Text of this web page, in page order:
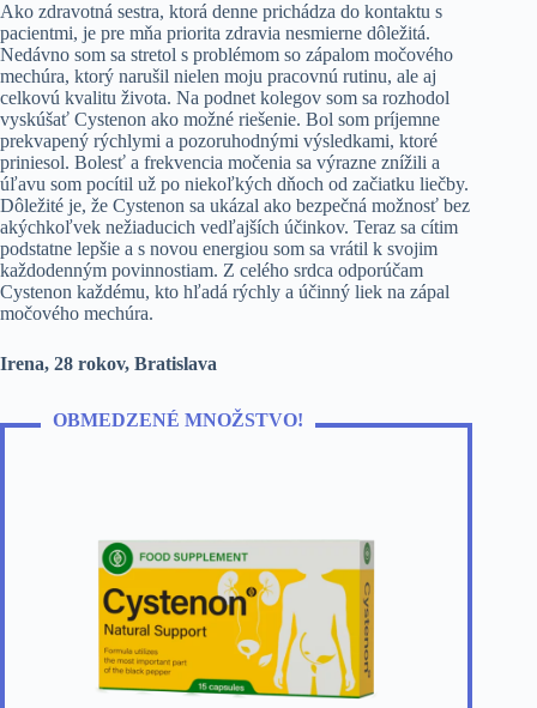
Ako zdravotná sestra, ktorá denne prichádza do kontaktu s
pacientmi, je pre mňa priorita zdravia nesmierne dôležitá.
Nedávno som sa stretol s problémom so zápalom močového
mechúra, ktorý narušil nielen moju pracovnú rutinu, ale aj
celkovú kvalitu života. Na podnet kolegov som sa rozhodol
vyskúšať Cystenon ako možné riešenie. Bol som príjemne
prekvapený rýchlymi a pozoruhodnými výsledkami, ktoré
priniesol. Bolesť a frekvencia močenia sa výrazne znížili a
úľavu som pocítil už po niekoľkých dňoch od začiatku liečby.
Dôležité je, že Cystenon sa ukázal ako bezpečná možnosť bez
akýchkoľvek nežiaducich vedľajších účinkov. Teraz sa cítim
podstatne lepšie a s novou energiou som sa vrátil k svojim
každodenným povinnostiam. Z celého srdca odporúčam
Cystenon každému, kto hľadá rýchly a účinný liek na zápal
močového mechúra.
Irena, 28 rokov, Bratislava
OBMEDZENÉ MNOŽSTVO!